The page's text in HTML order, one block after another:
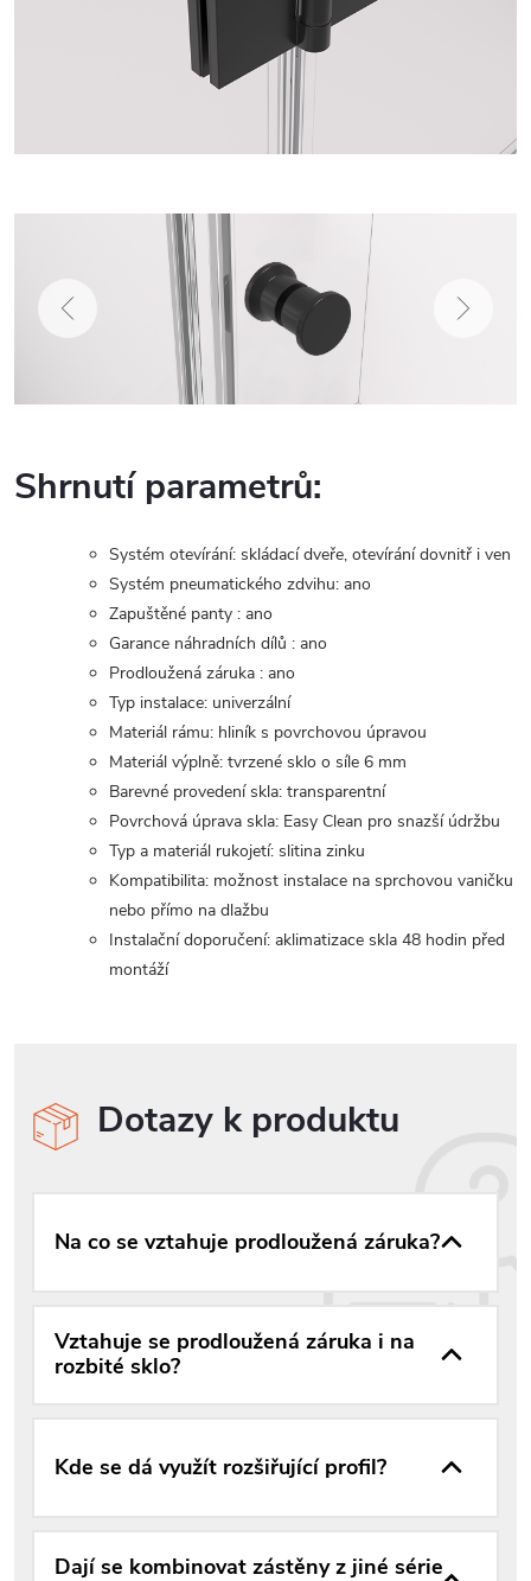
Shrnutí parametrů:
Systém otevírání: skládací dveře, otevírání dovnitř i ven
Systém pneumatického zdvihu: ano
Zapuštěné panty : ano
Garance náhradních dílů : ano
Prodloužená záruka : ano
Typ instalace: univerzální
Materiál rámu: hliník s povrchovou úpravou
Materiál výplně: tvrzené sklo o síle 6 mm
Barevné provedení skla: transparentní
Povrchová úprava skla: Easy Clean pro snazší údržbu
Typ a materiál rukojetí: slitina zinku
Kompatibilita: možnost instalace na sprchovou vaničku
nebo přímo na dlažbu
Instalační doporučení: aklimatizace skla 48 hodin před
montáží
Dotazy k produktu
Na co se vztahuje prodloužená záruka?
Vztahuje se prodloužená záruka i na
rozbité sklo?
Kde se dá využít rozšiřující profil?
Dají se kombinovat zástěny z jiné série